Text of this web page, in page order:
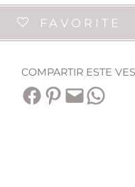
FAVORITE
COMPARTIR ESTE
Compartir en Facebook Compartir en Pinterest Envía esta página por correo electrónico Compartir en WhatsApp